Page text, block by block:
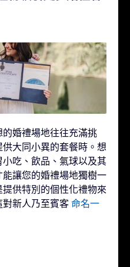
婚禮場地往往充滿挑
大同小異的套餐時。想
吃、飲品、氣球以及其
讓您的婚禮場地獨樹一
供特別的個性化禮物來
新人乃至賓客 命名一